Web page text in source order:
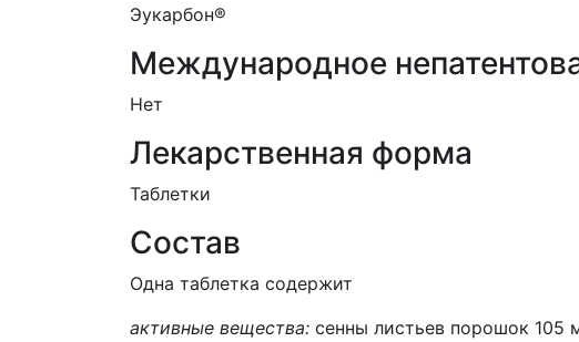
Эукарбон®
Международное
Нет
Лекарственная форма
Таблетки
Состав
Одна таблетка содержит
активные вещества: сенны листьев порошок 105